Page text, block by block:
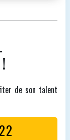
de son talent